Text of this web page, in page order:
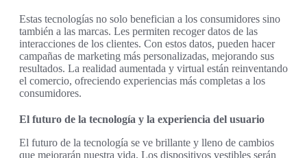
Estas tecnologías no solo benefician a los consumidores sino
también a las marcas. Les permiten recoger datos de las
interacciones de los clientes. Con estos datos, pueden hacer
campañas de marketing más personalizadas, mejorando sus
resultados. La realidad aumentada y virtual están reinventando
el comercio, ofreciendo experiencias más completas a los
consumidores.
El futuro de la tecnología y la experiencia del usuario
El futuro de la tecnología se ve brillante y lleno de cambios
que mejorarán nuestra vida. Los dispositivos vestibles serán